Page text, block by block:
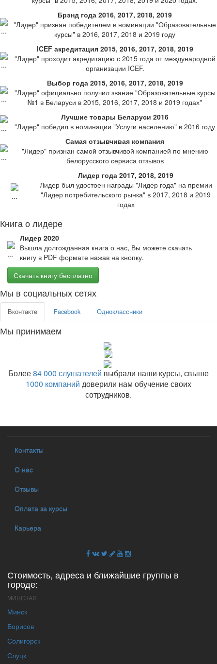
Брэнд года 2016, 2017, 2018, 2019
"Лидер" признан победителем в номинации "Образовательные
курсы" в 2016, 2017, 2018 и 2019 году
ICEF акредитация 2015, 2016, 2017, 2018, 2019
"Лидер" проходит акредитацию с 2015 года от международной
организации ICEF.
Выбор года 2015, 2016, 2017, 2018, 2019
"Лидер" официально получил звание "Образовательные курсы
№1 в Беларуси в 2015, 2016, 2017, 2018 и 2019 годах"
Лучшие товары Беларуси 2016
"Лидер" победил в номинации "Услуги населению" в 2016 году
Самая отзывчивая компания
"Лидер" признан самой отзывчивой компанией по мнению
белорусского сервиса отзывов
Лидер года 2017, 2018, 2019
Лидер был удостоен награды "Лидер года" на премии
"Лидер потребительского рынка" в 2017, 2018 и 2019
годах
Книга о лидере
Лидер 2020
Вышла долгожданная книга о нас, Вы можете скачать
книгу в PDF формате нажав на кнопку.
Скачать книгу бесплатно
Мы в социальных сетях
Вконтакте Facebook Одноклассники
Мы принимаем
Более84 000 слушателей выбрали наши курсы, свыше
1000 компаний доверили нам обучение своих
сотрудников.
Контакты
О нас
Отзывы
Оплата за курсы
Карьера
Стоимость, адреса и ближайшие группы в
городе:
МИНСКАЯ
Минск
Борисов
Солигорск
Слуцк